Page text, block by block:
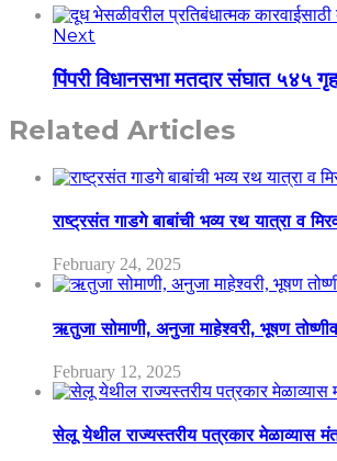
Next
पिंपरी विधानसभा मतदार संघात ५४५
Related Articles
राष्ट्रसंत गाडगे बाबांची भव्य रथ यात्रा व
February 24, 2025
ऋतुजा सोमाणी, अनुजा माहेश्वरी, भूषण
February 12, 2025
सेलू येथील राज्यस्तरीय पत्रकार मेळाव्यास